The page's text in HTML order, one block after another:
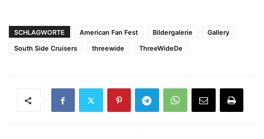
SCHLAGWORTE American Fan Fest Bildergalerie
Gallery
South Side Cruisers
threewide ThreeWideDe